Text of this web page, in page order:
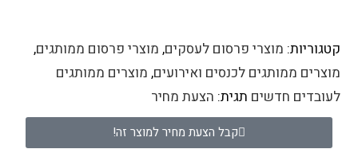
קטגוריות: מוצרי פרסום לעסקים, מוצרי פרסום ממותגים,
מוצרים ממותגים לכנסים ואירועים, מוצרים ממותגים
לעובדים חדשים תגית: הצעת מחיר
קבל הצעת מחיר למוצר זה!